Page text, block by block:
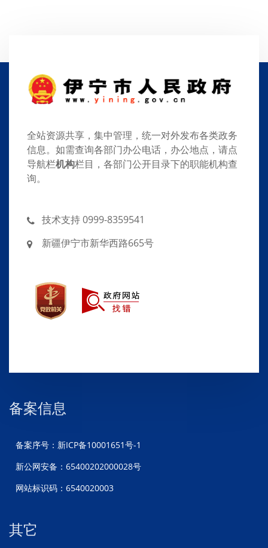
全站资源共享，集中管理，统一对外发布各类政务
信息。如需查询各部门办公电话，办公地点，请点
导航栏机构栏目，各部门公开目录下的职能机构查
询。
技术支持 0999-8359541
新疆伊宁市新华西路665号
备案信息
备案序号：新ICP备10001651号-1
新公网安备：65400202000028号
网站标识码：6540020003
其它